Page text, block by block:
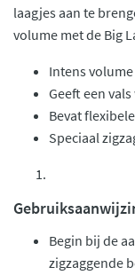
laagjes aan te
volume met de Big
Intens
Geeft een
Bevat
Speciaal
Begin bij de
zigzaggende